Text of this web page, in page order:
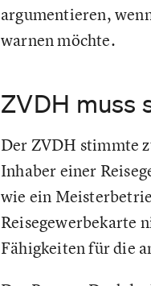
argumentieren,
warnen möchte.
ZVDH muss
Der ZVDH stimmte
Inhaber einer
wie ein
Reisegewerbekarte
Fähigkeiten für die